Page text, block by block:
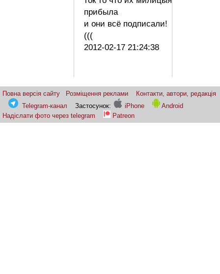
прибыла
и они всё подписали!
(((
2012-02-17 21:24:38
Повна версія сайту Розміщення реклами
Контакти, автори, редакція
Telegram-канал
Застосунок: iPhone
Android
Надіслати фото через telegram
Patreon